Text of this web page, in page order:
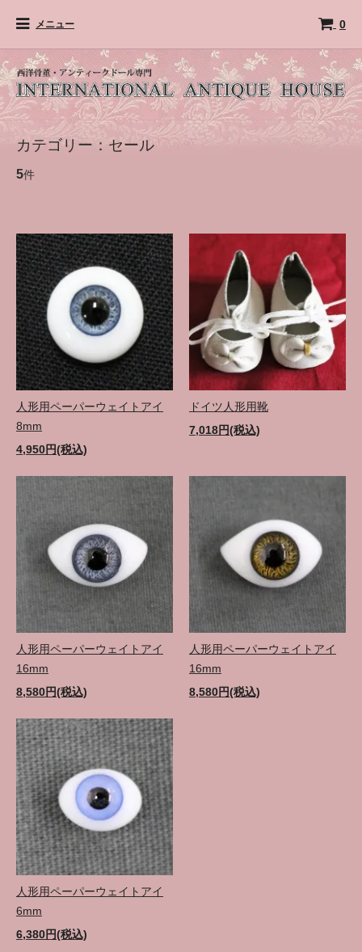
メニュー 0
カテゴリー：セール
5件
人形用ペーパーウェイトアイ
8mm
4,950円(税込)
ドイツ人形用靴
7,018円(税込)
人形用ペーパーウェイトアイ
16mm
8,580円(税込)
人形用ペーパーウェイトアイ
16mm
8,580円(税込)
人形用ペーパーウェイトアイ
6mm
6,380円(税込)